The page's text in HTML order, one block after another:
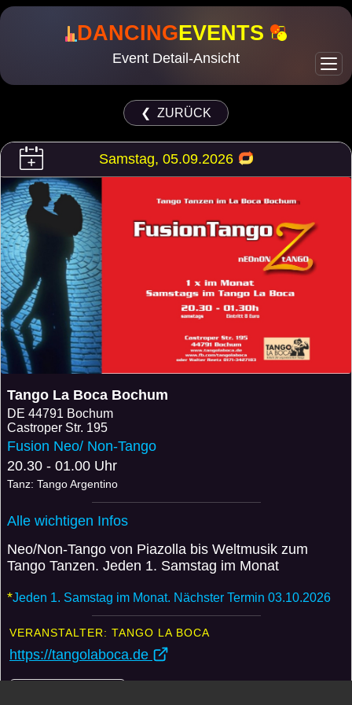
DANCINGEVENTS
Event Detail-Ansicht
❮ ZURÜCK
Samstag, 05.09.2026
Tango La Boca Bochum
DE 44791 Bochum
Castroper Str. 195
Fusion Neo/ Non-Tango
20.30 - 01.00 Uhr
Tanz: Tango Argentino
Alle wichtigen Infos
Neo/Non-Tango von Piazolla bis Weltmusik zum
Tango Tanzen. Jeden 1. Samstag im Monat
*Jeden 1. Samstag im Monat. Nächster Termin 03.10.2026
VERANSTALTER: TANGO LA BOCA
https://tangolaboca.de